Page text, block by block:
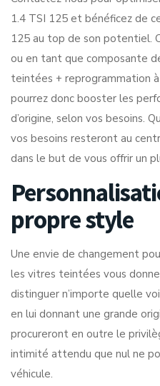
1.4 TSI 125 et bénéficez de
125 au top de son potentiel.
ou en tant que composante
teintées + reprogrammation
pourrez donc booster les
d’origine, selon vos besoins.
vos besoins resteront au
dans le but de vous offrir un
propre style
Une envie de changement
les vitres teintées vous
distinguer n’importe quelle
en lui donnant une grande
procureront en outre le
intimité attendu que nul ne
véhicule.